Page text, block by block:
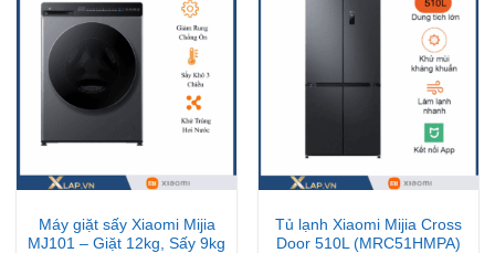
Máy giặt sấy Xiaomi Mijia
MJ101 – Giặt 12kg, Sấy 9kg
Tủ lạnh Xiaomi Mijia Cross
Door 510L (MRC51HMPA)